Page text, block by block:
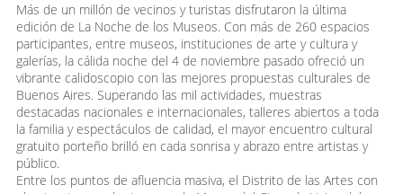
Más de un millón de vecinos y turistas disfrutaron la última
edición de La Noche de los Museos. Con más de 260 espacios
participantes, entre museos, instituciones de arte y cultura y
galerías, la cálida noche del 4 de noviembre pasado ofreció un
vibrante calidoscopio con las mejores propuestas culturales de
Buenos Aires. Superando las mil actividades, muestras
destacadas nacionales e internacionales, talleres abiertos a toda
la familia y espectáculos de calidad, el mayor encuentro cultural
gratuito porteño brilló en cada sonrisa y abrazo entre artistas y
público.
Entre los puntos de afluencia masiva, el Distrito de las Artes con